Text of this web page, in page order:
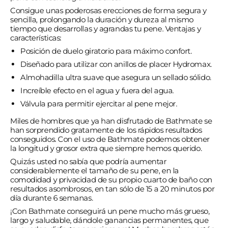
Consigue unas poderosas erecciones de forma segura y
sencilla, prolongando la duración y dureza al mismo
tiempo que desarrollas y agrandas tu pene. Ventajas y
características:
Posición de duelo giratorio para máximo confort.
Diseñado para utilizar con anillos de placer Hydromax.
Almohadilla ultra suave que asegura un sellado sólido.
Increíble efecto en el agua y fuera del agua.
Válvula para permitir ejercitar al pene mejor.
Miles de hombres que ya han disfrutado de Bathmate se
han sorprendido gratamente de los rápidos resultados
conseguidos. Con el uso de Bathmate podemos obtener
la longitud y grosor extra que siempre hemos querido.
Quizás usted no sabía que podría aumentar
considerablemente el tamaño de su pene, en la
comodidad y privacidad de su propio cuarto de baño con
resultados asombrosos, en tan sólo de 15 a 20 minutos por
día durante 6 semanas.
¡Con Bathmate conseguirá un pene mucho más grueso,
largo y saludable, dándole ganancias permanentes, que